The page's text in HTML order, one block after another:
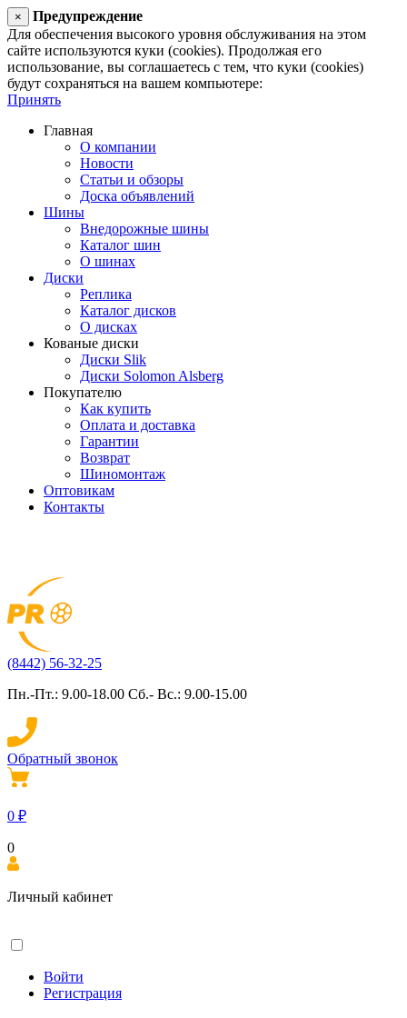
×
Предупреждение
Для обеспечения высокого уровня обслуживания на этом
сайте используются куки (cookies). Продолжая его
использование, вы соглашаетесь с тем, что куки (cookies)
будут сохраняться на вашем компьютере:
Принять
Главная
О компании
Новости
Статьи и обзоры
Доска объявлений
Шины
Внедорожные шины
Каталог шин
О шинах
Диски
Реплика
Каталог дисков
О дисках
Кованые диски
Диски Slik
Диски Solomon Alsberg
Покупателю
Как купить
Оплата и доставка
Гарантии
Возврат
Шиномонтаж
Оптовикам
Контакты
(8442) 56-32-25
Пн.-Пт.: 9.00-18.00 Сб.- Вс.: 9.00-15.00
Обратный звонок
0 ₽
0
Личный кабинет
Войти
Регистрация